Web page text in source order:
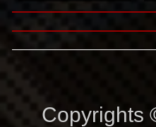
Copyrights